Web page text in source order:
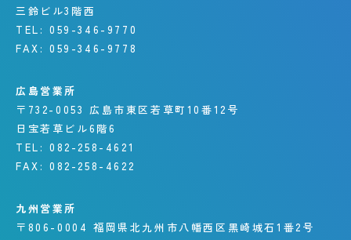
三鈴ビル3階西
TEL: 059-346-9770
FAX: 059-346-9778
広島営業所
〒732-0053 広島市東区若草町10番12号
日宝若草ビル6階6
TEL: 082-258-4621
FAX: 082-258-4622
九州営業所
〒806-0004 福岡県北九州市八幡西区 黒崎城石1番2号